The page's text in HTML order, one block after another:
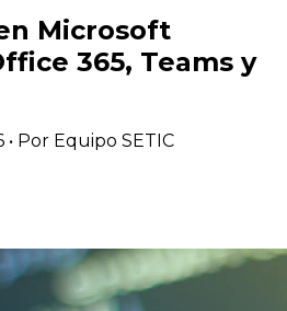
Microsoft
365, Teams y
• Por Equipo SETIC